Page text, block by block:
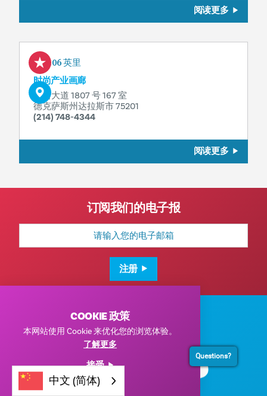
阅读更多
0.06 英里
时尚产业画廊
罗斯大道 1807 号 167 室
德克萨斯州达拉斯市 75201
(214) 748-4344
阅读更多
订阅我们的电子报
电
邮
注册
COOKIE 政策
本网站使用 Cookie 来优化您的浏览体验。
了解更多
接受
中文 (简体)
Questions?